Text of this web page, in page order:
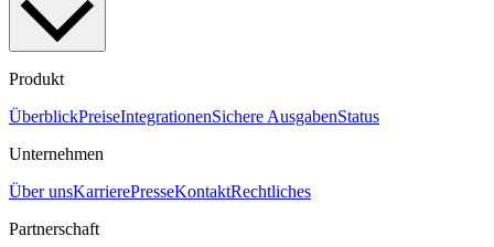
Produkt
ÜberblickPreiseIntegrationenSichere AusgabenStatus
Unternehmen
Über unsKarrierePresseKontaktRechtliches
Partnerschaft